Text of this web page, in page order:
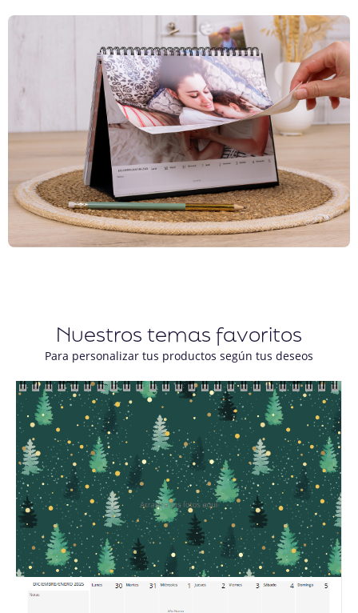
Nuestros temas favoritos
Para personalizar tus productos según tus deseos